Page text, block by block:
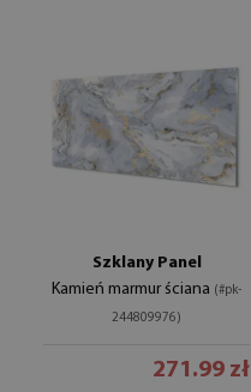
Szklany Panel
Kamień marmur ściana (#pk-
244809976)
271.99 zł